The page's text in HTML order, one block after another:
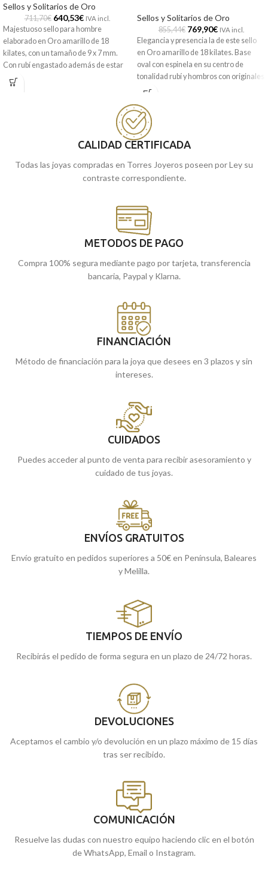
Sellos y Solitarios de Oro
711,70€ 640,53€ IVA incl.
Majestuoso sello para hombre
elaborado en Oro amarillo de 18
kilates, con un tamaño de 9 x 7 mm.
Con rubí engastado además de estar
delicadamente tallado en sus hombros.
Su tamaño hace que sea una pieza
Puedes encontrarlo en nuestras
tiendas de Málaga. O si lo prefieres,
puedes encargarlo online y te lo
Sellos y Solitarios de Oro
855,44€ 769,90€ IVA incl.
Elegancia y presencia la de este sello
en Oro amarillo de 18 kilates. Base
oval con espinela en su centro de
tonalidad rubí y hombros con originales
tallas a modo de decoración. Una pieza
tu joyero.
Puedes encontrarlo en nuestras
tiendas de Málaga, o si lo prefieres,
casa.
CALIDAD CERTIFICADA
Todas las joyas compradas en Torres Joyeros poseen por Ley su
contraste correspondiente.
METODOS DE PAGO
Compra 100% segura mediante pago por tarjeta, transferencia
bancaria, Paypal y Klarna.
FINANCIACIÓN
Método de financiación para la joya que desees en 3 plazos y sin
intereses.
CUIDADOS
Puedes acceder al punto de venta para recibir asesoramiento y
cuidado de tus joyas.
ENVÍOS GRATUITOS
Envío gratuito en pedidos superiores a 50€ en Península, Baleares
y Melilla.
TIEMPOS DE ENVÍO
Recibirás el pedido de forma segura en un plazo de 24/72 horas.
DEVOLUCIONES
Aceptamos el cambio y/o devolución en un plazo máximo de 15 días
tras ser recibido.
COMUNICACIÓN
Resuelve las dudas con nuestro equipo haciendo clic en el botón
de WhatsApp, Email o Instagram.